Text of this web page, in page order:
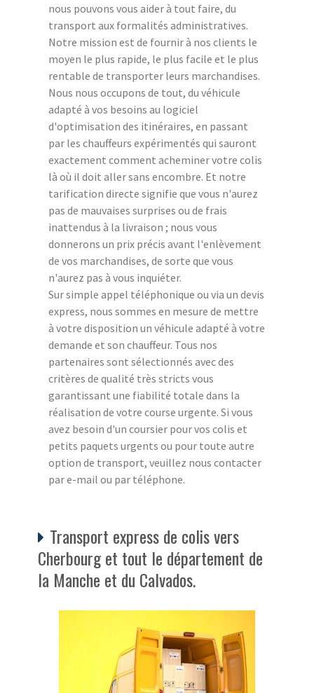
nous pouvons vous aider à tout faire, du
transport aux formalités administratives.
Notre mission est de fournir à nos clients le
moyen le plus rapide, le plus facile et le plus
rentable de transporter leurs marchandises.
Nous nous occupons de tout, du véhicule
adapté à vos besoins au logiciel
d'optimisation des itinéraires, en passant
par les chauffeurs expérimentés qui sauront
exactement comment acheminer votre colis
là où il doit aller sans encombre. Et notre
tarification directe signifie que vous n'aurez
pas de mauvaises surprises ou de frais
inattendus à la livraison ; nous vous
donnerons un prix précis avant l'enlèvement
de vos marchandises, de sorte que vous
n'aurez pas à vous inquiéter.
Sur simple appel téléphonique ou via un devis
express, nous sommes en mesure de mettre
à votre disposition un véhicule adapté à votre
demande et son chauffeur. Tous nos
partenaires sont sélectionnés avec des
critères de qualité très stricts vous
garantissant une fiabilité totale dans la
réalisation de votre course urgente. Si vous
avez besoin d'un coursier pour vos colis et
petits paquets urgents ou pour toute autre
option de transport, veuillez nous contacter
par e-mail ou par téléphone.
Transport express de colis vers
Cherbourg et tout le département de
la Manche et du Calvados.